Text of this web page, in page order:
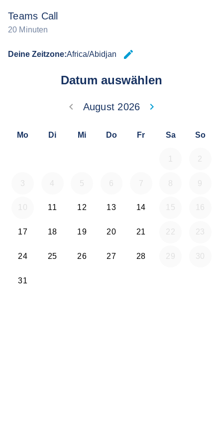
Teams Call
20 Minuten
Deine Zeitzone:Africa/Abidjan
edit
Datum auswählen
August 2026
keyboard_arrow_left
keyboard_arrow_right
Mo Di Mi Do Fr Sa So
2
3 4 5 6 7 8 9
10 11 12 13 14 15 16
17 18 19 20 21 22 23
24 25 26 27 28 29 30
31